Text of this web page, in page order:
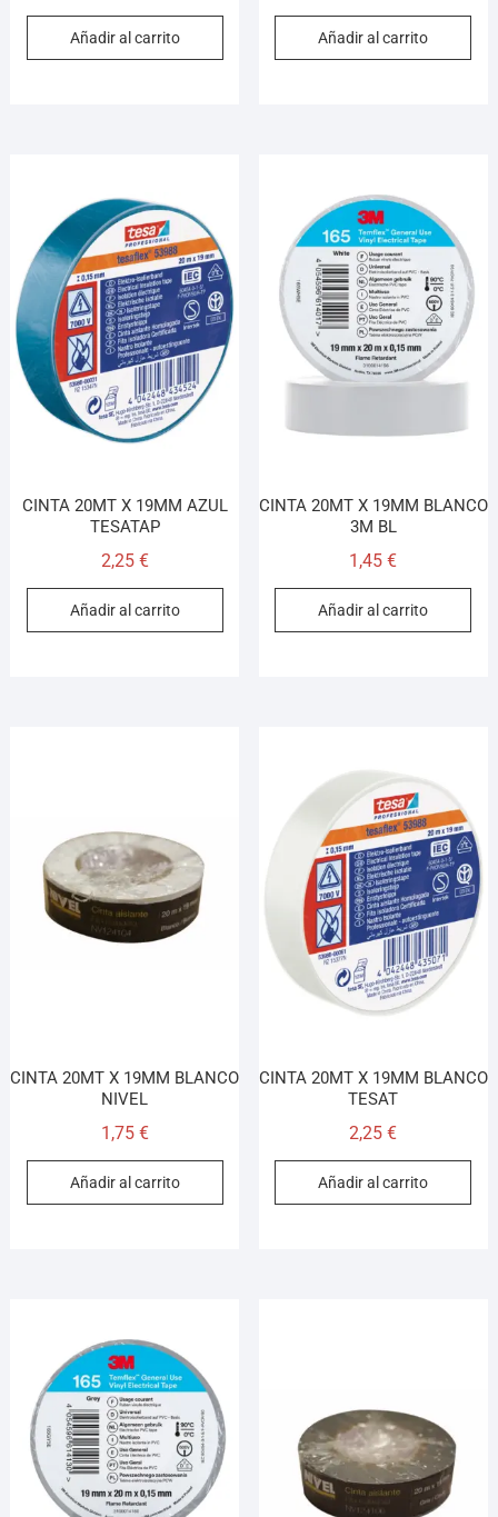
Añadir al carrito Añadir al carrito
CINTA 20MT X 19MM AZUL
TESATAP
2,25 €
Añadir al carrito
CINTA 20MT X 19MM BLANCO
3M BL
1,45€
Añadir al carrito
CINTA 20MT X 19MM BLANCO
NIVEL
1,75 €
Añadir al carrito
CINTA 20MT X 19MM BLANCO
TESAT
2,25€
Añadir al carrito